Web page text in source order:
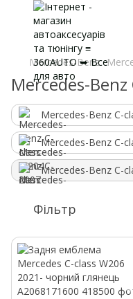
Mercedes-Benz
Mercedes-
Mercedes-Benz C-
Mercedes-Benz C-
Mercedes-Benz C-
Фільтр